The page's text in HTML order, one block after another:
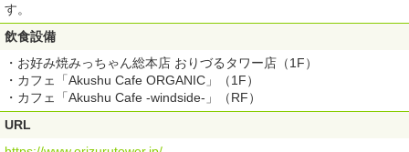
す。
飲食設備
・お好み焼みっちゃん総本店 おりづるタワー店（1F）
・カフェ「Akushu Cafe ORGANIC」（1F）
・カフェ「Akushu Cafe -windside-」（RF）
URL